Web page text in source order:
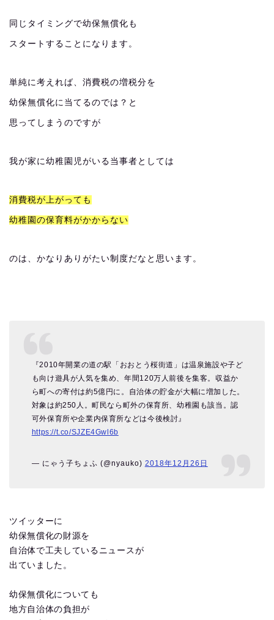
同じタイミングで幼保無償化も
スタートすることになります。
単純に考えれば、消費税の増税分を
幼保無償化に当てるのでは？と
思ってしまうのですが
我が家に幼稚園児がいる当事者としては
消費税が上がっても
幼稚園の保育料がかからない
のは、かなりありがたい制度だなと思います。
『2010年開業の道の駅「おおとう桜街道」は温泉施設や子ど
も向け遊具が人気を集め、年間120万人前後を集客。収益か
ら町への寄付は約5億円に。自治体の貯金が大幅に増加した。
対象は約250人。町民なら町外の保育所、幼稚園も該当。認
可外保育所や企業内保育所などは今後検討』
https://t.co/SJZE4Gwl6b
— にゃう子ちょふ (@nyauko) 2018年12月26日
ツイッターに
幼保無償化の財源を
自治体で工夫しているニュースが
出ていました。
幼保無償化についても
地方自治体の負担が